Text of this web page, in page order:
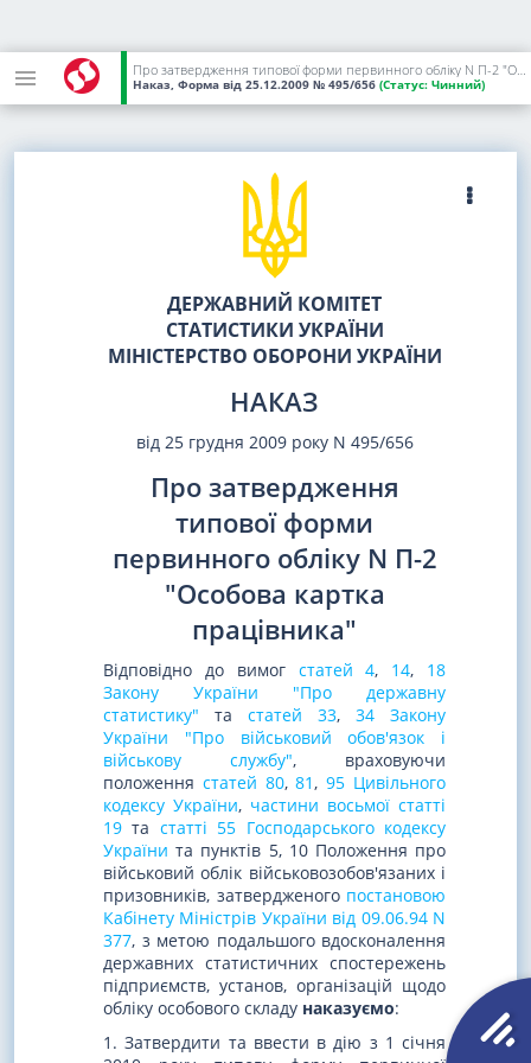
Про затвердження типової форми первинного обліку N П-2 "Особова картка працівника"
Наказ, Форма від 25.12.2009 № 495/656 (Статус: Чинний)
ДЕРЖАВНИЙ КОМІТЕТ
СТАТИСТИКИ УКРАЇНИ
МІНІСТЕРСТВО ОБОРОНИ УКРАЇНИ
НАКАЗ
від 25 грудня 2009 року N 495/656
Про затвердження
типової форми
первинного обліку N П-2
"Особова картка
працівника"
Відповідно до вимог статей 4, 14, 18
Закону України "Про державну
статистику" та статей 33, 34 Закону
України "Про військовий обов'язок і
військову службу", враховуючи
положення статей 80,81,95 Цивільного
кодексу України, частини восьмої статті
19 та статті 55 Господарського кодексу
України та пунктів 5, 10 Положення про
військовий облік військовозобов'язаних і
призовників, затвердженого постановою
Кабінету Міністрів України від 09.06.94 N
377, з метою подальшого вдосконалення
державних статистичних спостережень
підприємств, установ, організацій щодо
обліку особового складу наказуємо:
1. Затвердити та ввести в дію з 1 січня